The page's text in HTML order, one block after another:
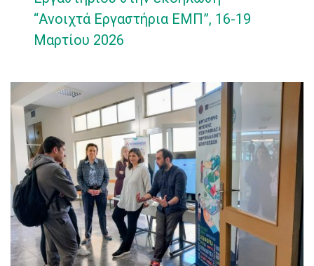
“Ανοιχτά Εργαστήρια ΕΜΠ”, 16-19
Μαρτίου 2026